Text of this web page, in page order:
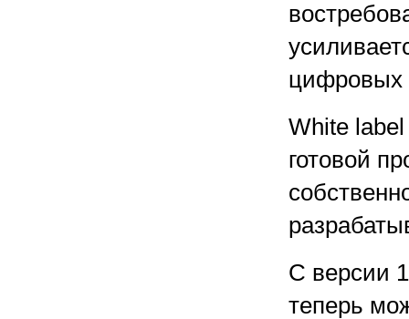
цифровых
White
готовой
С версии
теперь